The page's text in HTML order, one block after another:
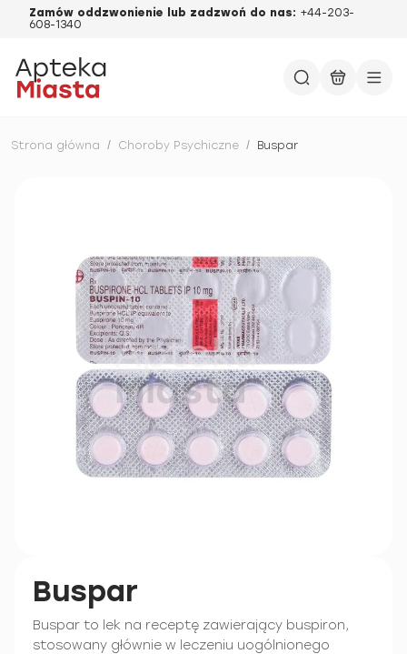
Zamów oddzwonienie lub zadzwoń do nas: +44-203-
608-1340
Strona główna / Choroby Psychiczne / Buspar
Buspar
Buspar to lek na receptę zawierający buspiron,
stosowany głównie w leczeniu uogólnionego